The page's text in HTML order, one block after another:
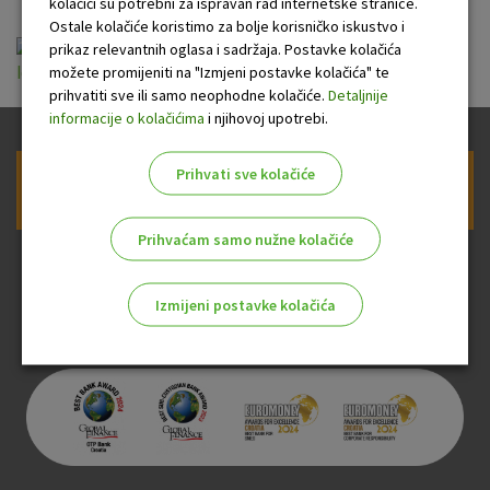
OTP kratkoročni obveznički fond u eurima-
letak-A4-14-8-2024.pdf
Prijava na newsletter OTP banke
Ostale kolačiće koristimo za bolje korisničko iskustvo i
prikaz relevantnih oglasa i sadržaja. Postavke kolačića
možete promijeniti na "Izmjeni postavke kolačića" te
prihvatiti sve ili samo neophodne kolačiće. Detaljnije
informacije o kolačićima i njihovoj upotrebi.
Prihvati sve kolačiće
Prihvaćam samo nužne kolačiće
Izmijeni postavke kolačića